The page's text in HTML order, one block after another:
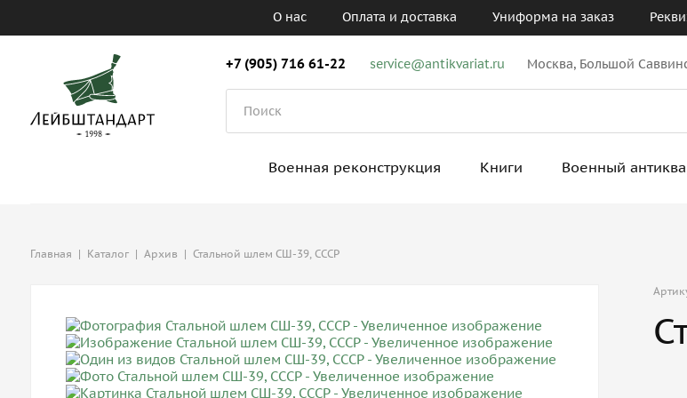
О нас Оплата и доставка Униформа на заказ
+7 (905) 716 61-22 service@antikvariat.ru Москва, Большой
Военная реконструкция Книги Военный
Главная | Каталог | Архив | Стальной шлем СШ-39, СССР